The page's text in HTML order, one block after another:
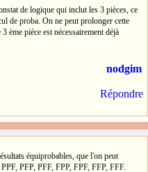
de logique qui inclut les 3 pièces, ce
de proba. On ne peut prolonger cette
ème pièce est nécessairement déjà
nodgim
Répondre
équiprobables, que l'on peut
PFP, PFF, FPP, FPF, FFP, FFF.